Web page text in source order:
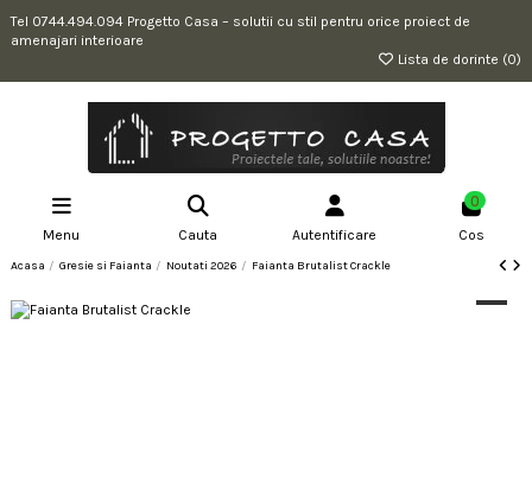
Tel 0744.494.094 Progetto Casa – solutii cu stil pentru orice proiect de
amenajari interioare
Lista de dorinte (0)
Menu Cauta Autentificare
0
Cos
Acasa Gresie si Faianta Noutati 2026 Faianta Brutalist Crackle